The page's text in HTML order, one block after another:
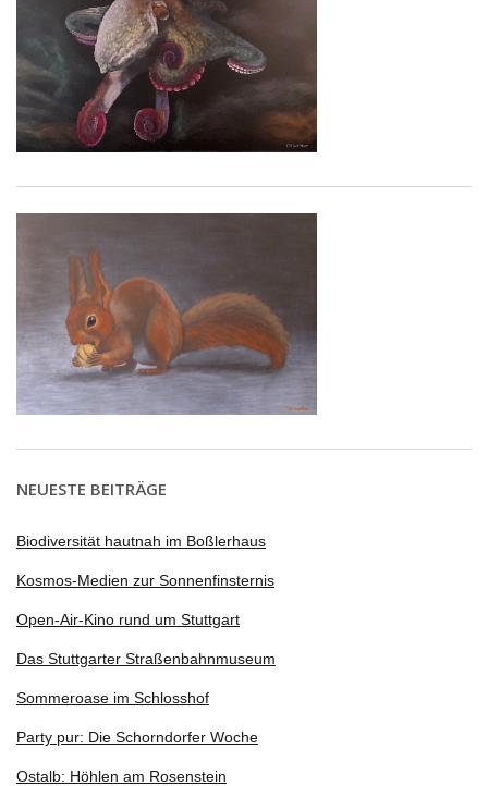
NEUESTE BEITRÄGE
Biodiversität hautnah im Boßlerhaus
Kosmos-Medien zur Sonnenfinsternis
Open-Air-Kino rund um Stuttgart
Das Stuttgarter Straßenbahnmuseum
Sommeroase im Schlosshof
Party pur: Die Schorndorfer Woche
Ostalb: Höhlen am Rosenstein